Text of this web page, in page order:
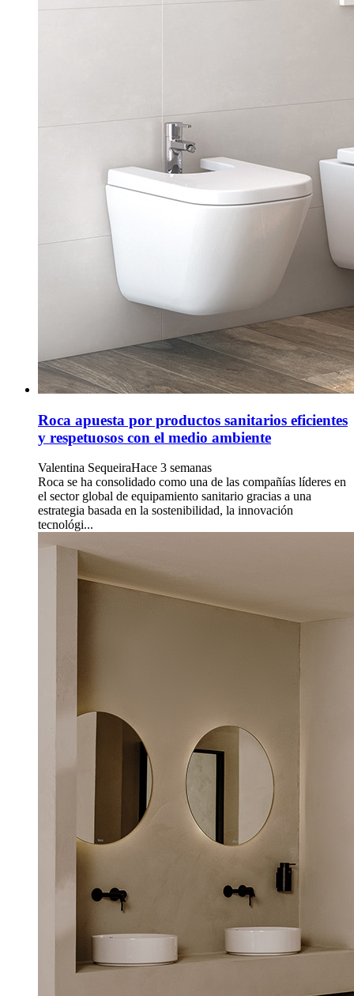
Roca apuesta por productos sanitarios eficientes
y respetuosos con el medio ambiente
Valentina SequeiraHace 3 semanas
Roca se ha consolidado como una de las compañías líderes en
el sector global de equipamiento sanitario gracias a una
estrategia basada en la sostenibilidad, la innovación
tecnológi...